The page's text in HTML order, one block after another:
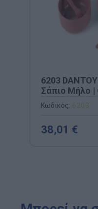
6203
Σάπιο Μήλο
Σύστημα
από 100% Μη
Κωδικός: 6203
38,01 €